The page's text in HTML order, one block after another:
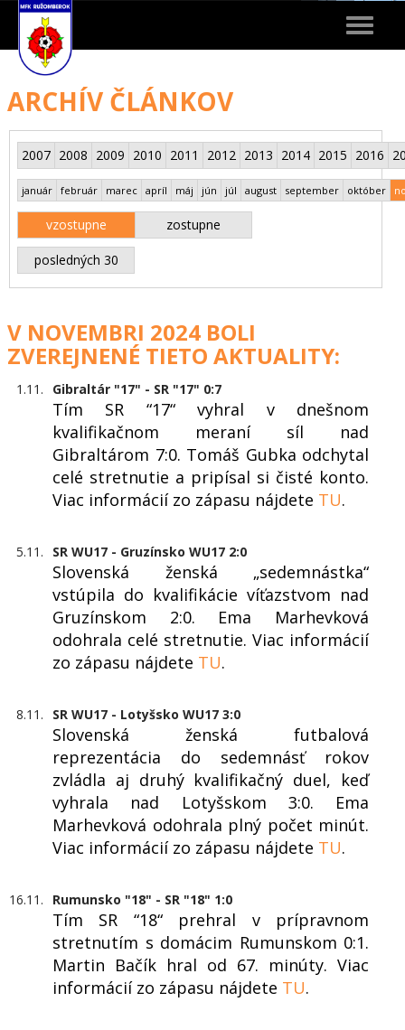
Toggle
ARCHÍV ČLÁNKOV
2007 2008 2009 2010 2011 2012 2013 2014 2015 2016
január február marec apríl máj jún júl august september október
vzostupne zostupne
posledných 30
V NOVEMBRI 2024 BOLI
ZVEREJNENÉ TIETO AKTUALITY:
1.11. Gibraltár "17" - SR "17" 0:7
Tím SR “17“ vyhral v dnešnom
kvalifikačnom meraní síl nad
Gibraltárom 7:0. Tomáš Gubka odchytal
celé stretnutie a pripísal si čisté konto.
Viac informácií zo zápasu nájdete TU.
5.11. SR WU17 - Gruzínsko WU17 2:0
Slovenská ženská „sedemnástka“
vstúpila do kvalifikácie víťazstvom nad
Gruzínskom 2:0. Ema Marhevková
odohrala celé stretnutie. Viac informácií
zo zápasu nájdete TU.
8.11. SR WU17 - Lotyšsko WU17 3:0
Slovenská ženská futbalová
reprezentácia do sedemnásť rokov
zvládla aj druhý kvalifikačný duel, keď
vyhrala nad Lotyšskom 3:0. Ema
Marhevková odohrala plný počet minút.
Viac informácií zo zápasu nájdete TU.
16.11. Rumunsko "18" - SR "18" 1:0
Tím SR “18“ prehral v prípravnom
stretnutím s domácim Rumunskom 0:1.
Martin Bačík hral od 67. minúty. Viac
informácií zo zápasu nájdete TU.